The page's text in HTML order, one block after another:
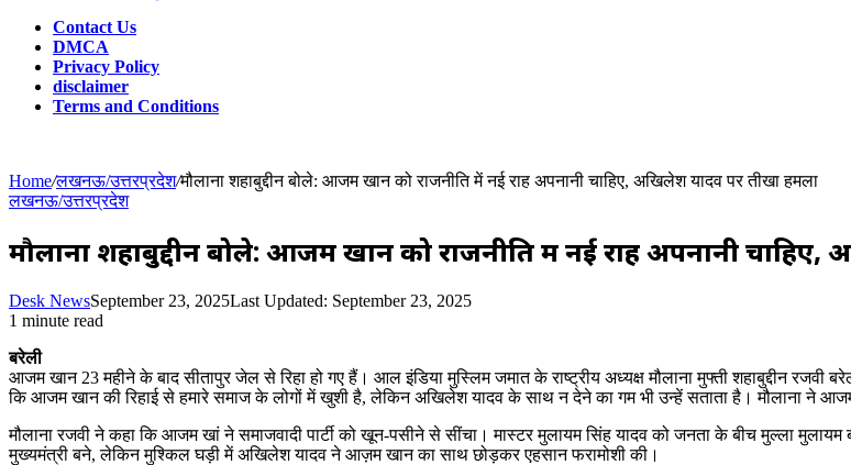
Contact Us
DMCA
Privacy Policy
disclaimer
Terms and Conditions
Home/लखनऊ/उत्तरप्रदेश/मौलाना शहाबुद्दीन बोले: आजम खान को राजनीति में नई राह अपनानी चाहिए, अखिलेश यादव पर तीखा हमला
लखनऊ/उत्तरप्रदेश
मौलाना शहाबुद्दीन बोले: आजम खान को राजनीति में नई राह अपनानी
Desk NewsSeptember 23, 2025Last Updated: September 23, 2025
1 minute read
बरेली
आजम खान 23 महीने के बाद सीतापुर जेल से रिहा हो गए हैं। आल इंडिया मुस्लिम जमात के राष्ट्रीय अध्यक्ष मौलाना मुफ्ती शहाबुद्दीन रजवी
कि आजम खान की रिहाई से हमारे समाज के लोगों में खुशी है, लेकिन अखिलेश यादव के साथ न देने का गम भी उन्हें सताता है। मौलाना ने आजम
मौलाना रजवी ने कहा कि आजम खां ने समाजवादी पार्टी को खून-पसीने से सींचा। मास्टर मुलायम सिंह यादव को जनता के बीच मुल्ला
मुख्यमंत्री बने, लेकिन मुश्किल घड़ी में अखिलेश यादव ने आज़म खान का साथ छोड़कर एहसान फरामोशी की।